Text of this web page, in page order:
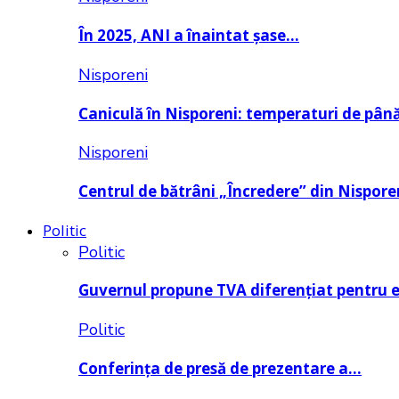
În 2025, ANI a înaintat șase…
Nisporeni
Caniculă în Nisporeni: temperaturi de
Nisporeni
Centrul de bătrâni „Încredere” din
Politic
Politic
Guvernul propune TVA diferențiat pentru
Politic
Conferința de presă de prezentare a…